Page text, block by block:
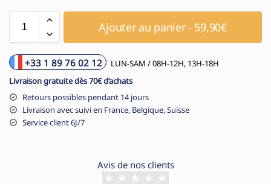
Ajouter au panier - 59,90€
+33 1 89 76 02 12
LUN-SAM / 08H-12H, 13H-18H
Livraison gratuite dès 70€ d’achats
Retours possibles pendant 14 jours
Livraison avec suivi en France, Belgique, Suisse
Service client 6J/7
Avis de nos clients